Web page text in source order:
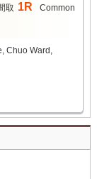
取 1R
Common
Chuo Ward,